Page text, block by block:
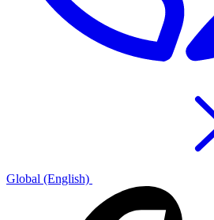
Global (English)